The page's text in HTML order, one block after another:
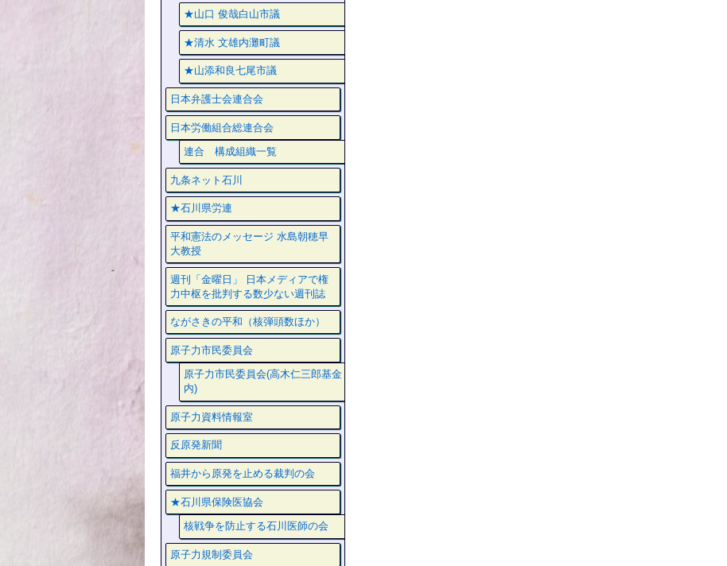
★山口 俊哉白山市議
★清水 文雄内灘町議
★山添和良七尾市議
日本弁護士会連合会
日本労働組合総連合会
連合 構成組織一覧
九条ネット石川
★石川県労連
平和憲法のメッセージ 水島朝穂早
大教授
週刊「金曜日」 日本メディアで権
力中枢を批判する数少ない週刊誌
ながさきの平和（核弾頭数ほか）
原子力市民委員会
原子力市民委員会(高木仁三郎基金
内)
原子力資料情報室
反原発新聞
福井から原発を止める裁判の会
★石川県保険医協会
核戦争を防止する石川医師の会
原子力規制委員会